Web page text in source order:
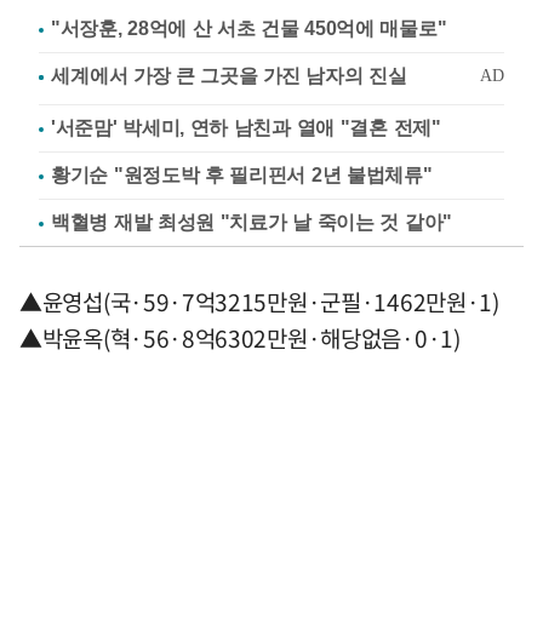
"서장훈, 28억에 산 서초 건물 450억에 매물로"
'서준맘' 박세미, 연하 남친과 열애 "결혼 전제"
황기순 "원정도박 후 필리핀서 2년 불법체류"
백혈병 재발 최성원 "치료가 날 죽이는 것 같아"
▲윤영섭(국·59·7억3215만원·군필·1462만원·1)
▲박윤옥(혁·56·8억6302만원·해당없음·0·1)